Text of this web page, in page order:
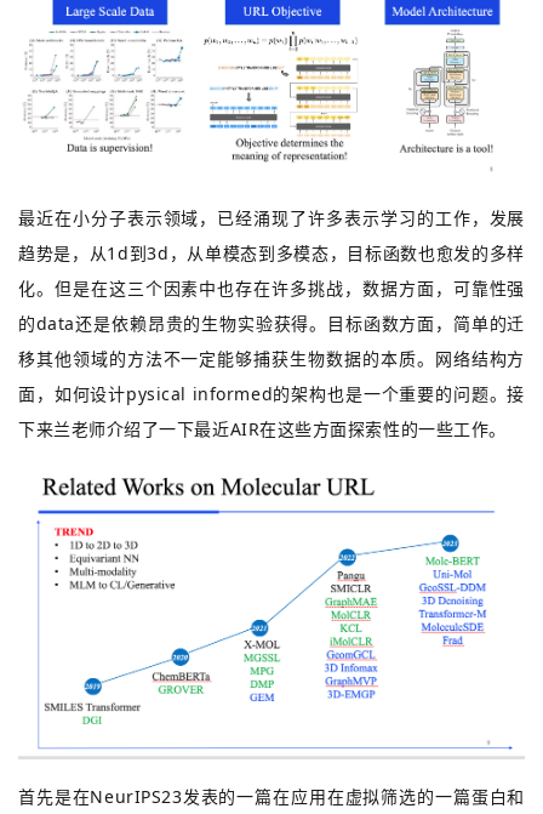
最近在小分子表示领域，已经涌现了许多表示学习的工作，发展
趋势是，从1d到3d，从单模态到多模态，目标函数也愈发的多样
化。但是在这三个因素中也存在许多挑战，数据方面，可靠性强
的data还是依赖昂贵的生物实验获得。目标函数方面，简单的迁
移其他领域的方法不一定能够捕获生物数据的本质。网络结构方
面，如何设计pysical informed的架构也是一个重要的问题。接
下来兰老师介绍了一下最近AIR在这些方面探索性的一些工作。
首先是在NeurIPS23发表的一篇在应用在虚拟筛选的一篇蛋白和